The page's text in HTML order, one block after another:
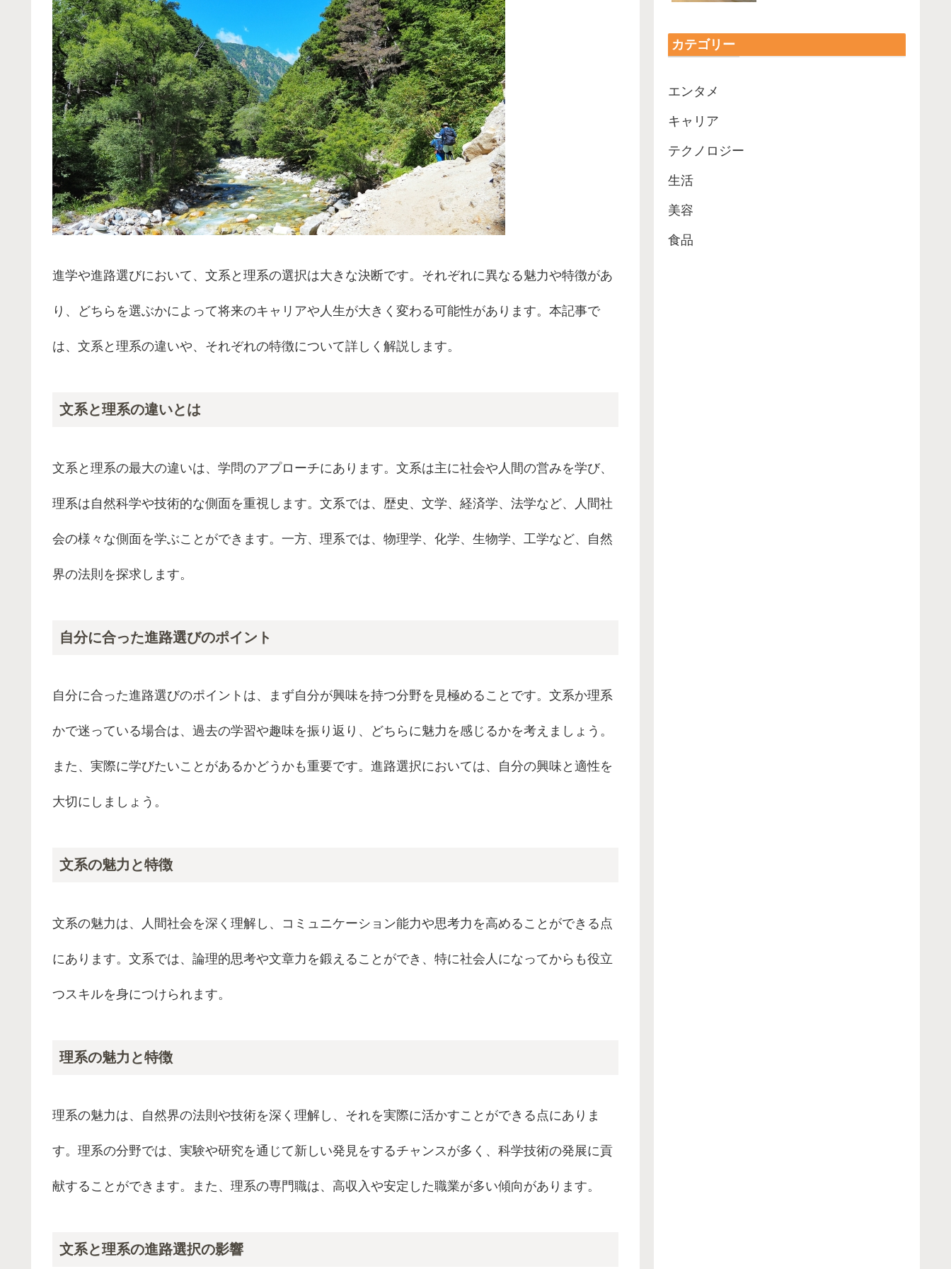
進学や進路選びにおいて、文系と理系の選択は大きな決断です。それぞれに異なる魅力や特徴があ
り、どちらを選ぶかによって将来のキャリアや人生が大きく変わる可能性があります。本記事で
は、文系と理系の違いや、それぞれの特徴について詳しく解説します。
文系と理系の違いとは
文系と理系の最大の違いは、学問のアプローチにあります。文系は主に社会や人間の営みを学び、
理系は自然科学や技術的な側面を重視します。文系では、歴史、文学、経済学、法学など、人間社
会の様々な側面を学ぶことができます。一方、理系では、物理学、化学、生物学、工学など、自然
界の法則を探求します。
自分に合った進路選びのポイント
自分に合った進路選びのポイントは、まず自分が興味を持つ分野を見極めることです。文系か理系
かで迷っている場合は、過去の学習や趣味を振り返り、どちらに魅力を感じるかを考えましょう。
また、実際に学びたいことがあるかどうかも重要です。進路選択においては、自分の興味と適性を
大切にしましょう。
文系の魅力と特徴
文系の魅力は、人間社会を深く理解し、コミュニケーション能力や思考力を高めることができる点
にあります。文系では、論理的思考や文章力を鍛えることができ、特に社会人になってからも役立
つスキルを身につけられます。
理系の魅力と特徴
理系の魅力は、自然界の法則や技術を深く理解し、それを実際に活かすことができる点にありま
す。理系の分野では、実験や研究を通じて新しい発見をするチャンスが多く、科学技術の発展に貢
献することができます。また、理系の専門職は、高収入や安定した職業が多い傾向があります。
文系と理系の進路選択の影響
カテゴリー
エンタメ
キャリア
テクノロジー
生活
美容
食品